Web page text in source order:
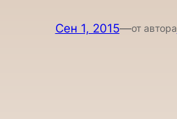
Сен 1, 2015—от автора